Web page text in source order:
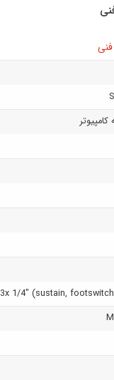
3x 1/4" (sustain,